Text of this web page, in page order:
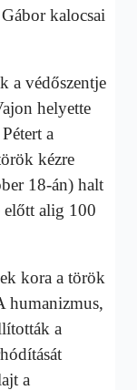
kalocsai
védőszentje
helyette
a
kézre
18-án) halt
előtt alig 100
kora a török
humanizmus,
a
a